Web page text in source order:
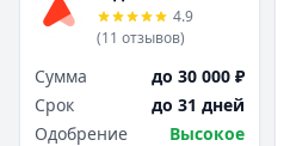
4.9
(11 отзывов)
Сумма
до 30 000 ₽
Срок
до 31 дней
Одобрение
Высокое